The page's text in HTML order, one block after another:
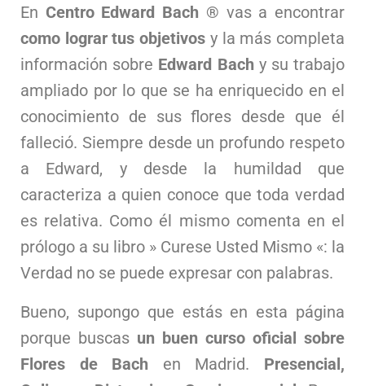
En Centro Edward Bach ® vas a encontrar
como lograr tus objetivos y la más completa
información sobre Edward Bach y su trabajo
ampliado por lo que se ha enriquecido en el
conocimiento de sus flores desde que él
falleció. Siempre desde un profundo respeto
a Edward, y desde la humildad que
caracteriza a quien conoce que toda verdad
es relativa. Como él mismo comenta en el
prólogo a su libro » Curese Usted Mismo «: la
Verdad no se puede expresar con palabras.
Bueno, supongo que estás en esta página
porque buscas un buen curso oficial
sobre
Flores de Bach en Madrid. Presencial,